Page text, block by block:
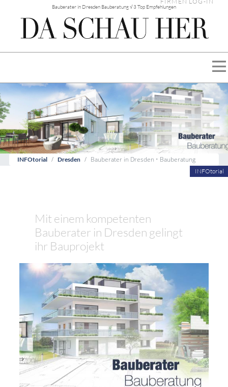
Bauberater in Dresden Bauberatung √ 3 Top Empfehlungen
INFOtorial Dresden
Bauberater in Dresden • Bauberatung
INFOtorial
Mit einem kompetenten
Bauberater in Dresden gelingt
ihr Bauprojekt